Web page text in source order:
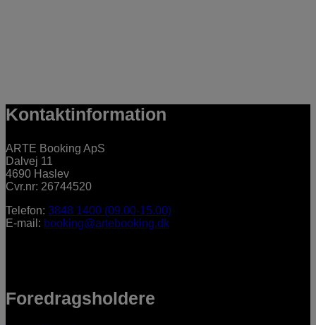
Kontaktinformation
ARTE Booking ApS
Dalvej 11
4690 Haslev
Cvr.nr: 26744520
Telefon: 3848 1400 (09.00-15.00)
E-mail: booking@artebooking.dk
Foredragsholdere